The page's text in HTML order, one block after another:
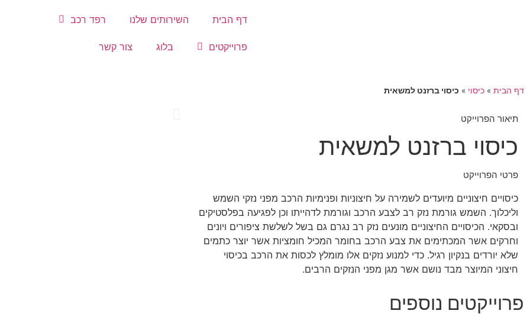
דף הבית השירותים שלנו רפד רכב
פרוייקטים בלוג צור קשר
דף הבית » כיסוי » כיסוי ברזנט למשאית
תיאור הפרוייקט
כיסוי ברזנט למשאית
פרטי הפרוייקט
כיסויים חיצוניים מיועדים לשמירה על חיצוניות ופנימיות הרכב מפני נזקי השמש
וליכלוך. השמש גורמת נזק רב לצבע הרכב וגורמת לדהייתו וכן לפגיעה בפלסטיקים
ובסקאי. הכיסויים החיצוניים מונעים נזק רב נגרם גם בשל לשלשת ציפורים ויונים
וחרקים אשר המכתימים את צבע הרכב בחומר המכיל חומציות אשר יוצר כתמים
שלא יורדים בנקיון רגיל. כדי למנוע נזקים אלו מומלץ לכסות את הרכב בכיסוי
חיצוני המיוצר מבד נושם אשר מגן מפני הנזקים הרבים.
פרוייקטים נוספים